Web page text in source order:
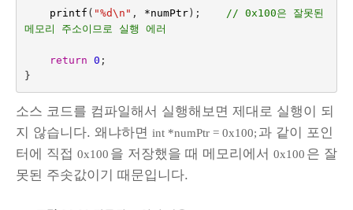
printf ( "%d\n " , *numPtr); // 0x100은 잘못된
메모리 주소이므로 실행 에러
return 0 ;
}
소스 코드를 컴파일해서 실행해보면 제대로 실행이 되
지 않습니다. 왜냐하면 int *numPtr = 0x100; 과 같이 포인
터에 직접 0x100 을 저장했을 때 메모리에서 0x100 은 잘
못된 주솟값이기 때문입니다.